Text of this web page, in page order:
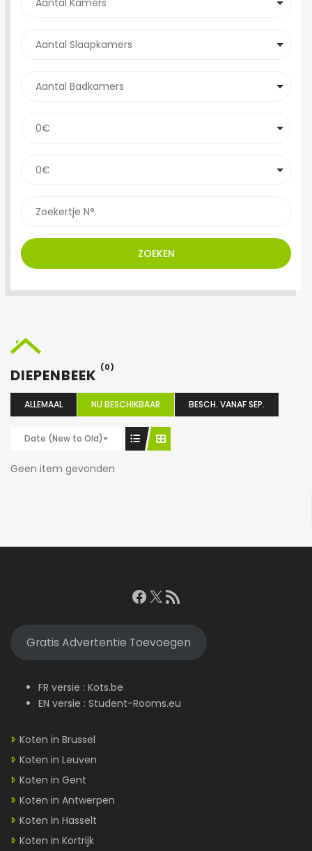
ZOEKEN
DIEPENBEEK (0)
ALLEMAAL NU BESCHIKBAAR BESCH. VANAF SEP.
Date (New to Old)
Geen item gevonden
Facebook
X RSS feed
Gratis Advertentie Toevoegen
FR versie : Kots.be
EN versie : Student-Rooms.eu
Koten in Brussel
Koten in Leuven
Koten in Gent
Koten in Antwerpen
Koten in Hasselt
Koten in Kortrijk